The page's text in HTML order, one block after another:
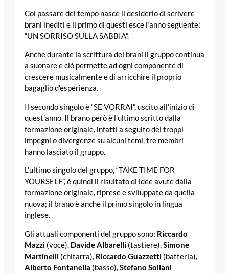
Col passare del tempo nasce il desiderio di scrivere
brani inediti e il primo di questi esce l’anno seguente:
“UN SORRISO SULLA SABBIA”.
Anche durante la scrittura dei brani il gruppo continua
a suonare e ciò permette ad ogni componente di
crescere musicalmente e di arricchire il proprio
bagaglio d’esperienza.
Il secondo singolo è “SE VORRAI”, uscito all’inizio di
quest’anno. Il brano però è l’ultimo scritto dalla
formazione originale, infatti a seguito dei troppi
impegni o divergenze su alcuni temi, tre membri
hanno lasciato il gruppo.
L’ultimo singolo del gruppo, “TAKE TIME FOR
YOURSELF”, è quindi il risultato di idee avute dalla
formazione originale, riprese e sviluppate da quella
nuova; il brano è anche il primo singolo in lingua
inglese.
Gli attuali componenti del gruppo sono: Riccardo
Mazzi (voce), Davide Albarelli (tastiere),Simone
Martinelli (chitarra), Riccardo Guazzetti (batteria),
Alberto Fontanella (basso),Stefano Soliani